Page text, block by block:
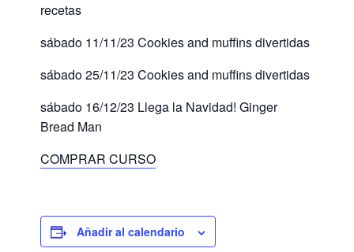
recetas
sábado 11/11/23 Cookies and muffins divertidas
sábado 25/11/23 Cookies and muffins divertidas
sábado 16/12/23 Llega la Navidad! Ginger
Bread Man
COMPRAR CURSO
Añadir al calendario